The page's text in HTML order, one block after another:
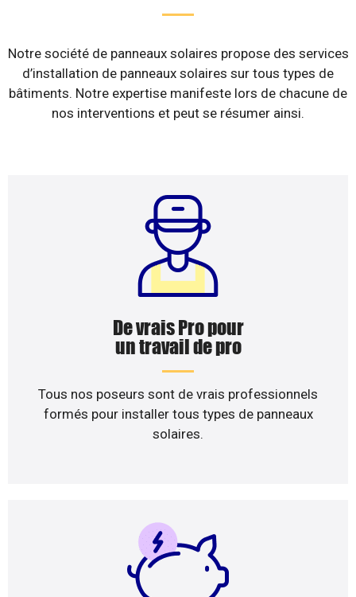
Notre société de panneaux solaires propose des services
d’installation de panneaux solaires sur tous types de
bâtiments. Notre expertise manifeste lors de chacune de
nos interventions et peut se résumer ainsi.
De vrais Pro pour
un travail de pro
Tous nos poseurs sont de vrais professionnels
formés pour installer tous types de panneaux
solaires.